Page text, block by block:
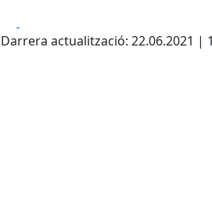
+
Darrera actualització: 22.06.2021 |